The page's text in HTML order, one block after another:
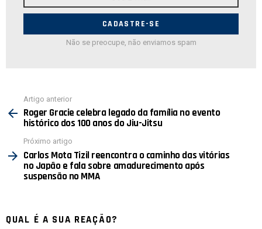
E-
Não se preocupe, não enviamos spam
mais
Artigo anterior
Roger Gracie celebra legado da família no evento
histórico dos 100 anos do Jiu-Jitsu
Próximo artigo
Carlos Mota Tizil reencontra o caminho das vitórias
no Japão e fala sobre amadurecimento após
suspensão no MMA
QUAL É A SUA REAÇÃO?